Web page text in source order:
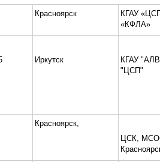
Красноярск
КГАУ
«КФЛА»
Иркутск
КГАУ
"ЦСП"
Красноярск,
ЦСК,